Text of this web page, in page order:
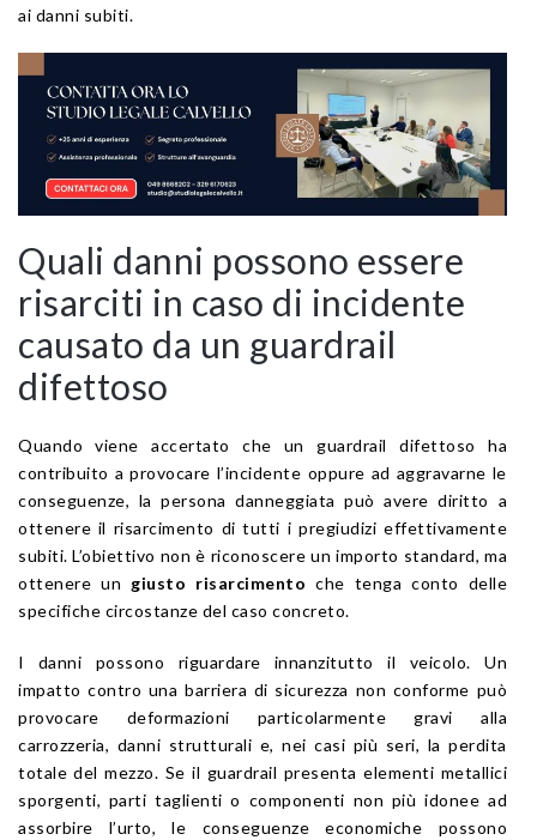
ai danni subiti.
Quali danni possono essere
risarciti in caso di incidente
causato da un guardrail
difettoso
Quando viene accertato che un guardrail difettoso ha
contribuito a provocare l’incidente oppure ad aggravarne le
conseguenze, la persona danneggiata può avere diritto a
ottenere il risarcimento di tutti i pregiudizi effettivamente
subiti. L’obiettivo non è riconoscere un importo standard, ma
ottenere un giusto risarcimento che tenga conto delle
specifiche circostanze del caso concreto.
I danni possono riguardare innanzitutto il veicolo. Un
impatto contro una barriera di sicurezza non conforme può
provocare deformazioni particolarmente gravi alla
carrozzeria, danni strutturali e, nei casi più seri, la perdita
totale del mezzo. Se il guardrail presenta elementi metallici
sporgenti, parti taglienti o componenti non più idonee ad
assorbire l’urto, le conseguenze economiche possono